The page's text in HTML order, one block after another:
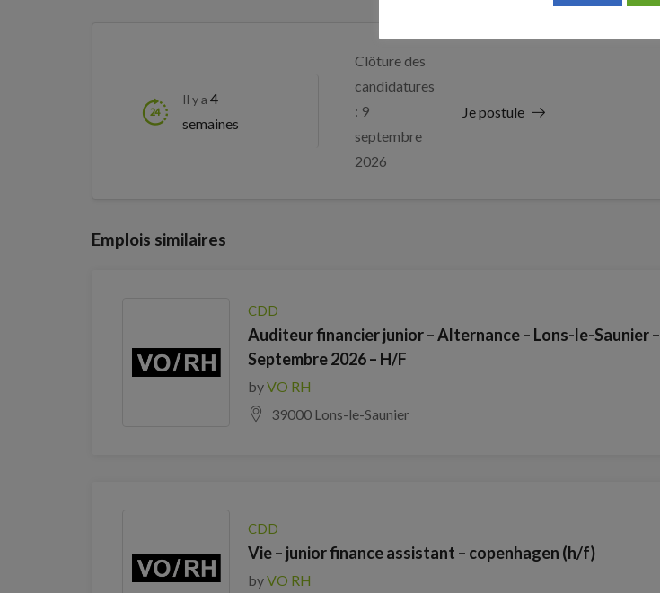
Il y a 4
semaines
Clôture des
candidatures
: 9
septembre
2026
Je postule
Emplois similaires
CDD
Auditeur financier junior – Alternance – Lons-le-Saunier –
Septembre 2026 – H/F
byVO RH
39000 Lons-le-Saunier
CDD
Vie – junior finance assistant – copenhagen (h/f)
byVO RH